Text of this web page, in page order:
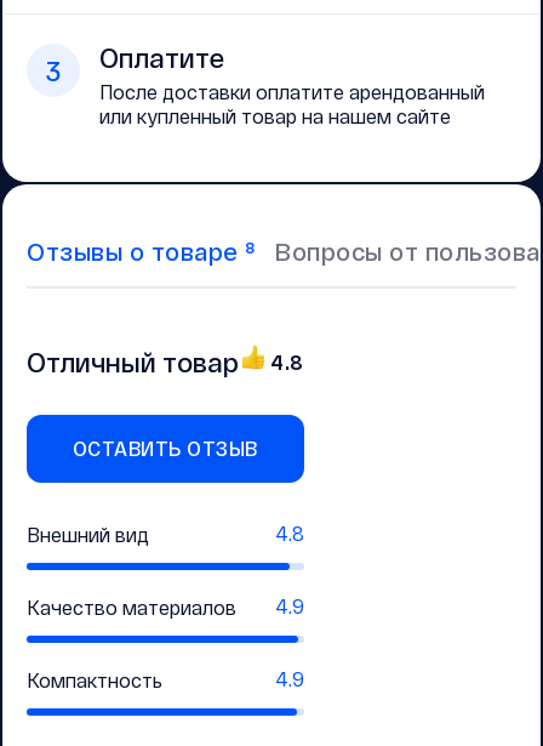
3 Оплатите
После доставки оплатите арендованный
или купленный товар на нашем сайте
Отзывы о товаре 8 Вопросы от
Отличный товар 4.8
ОСТАВИТЬ ОТЗЫВ
Внешний вид 4.8
Качество материалов 4.9
Компактность 4.9